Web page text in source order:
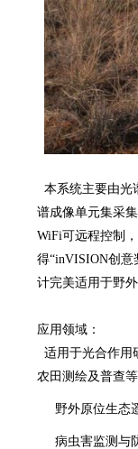
本系统主要由光
谱成像单元集采
WiFi可远程控制
得“inVISION创
计完美适用于野
应用领域：
适用于光合作用
农田测绘及普查
野外原位生态
病虫害监测与